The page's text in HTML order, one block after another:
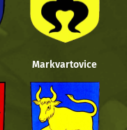
Markvartovice